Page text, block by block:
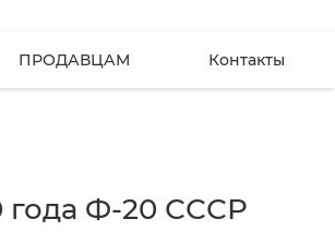
ПРОДАВЦАМ Контакты
года Ф-20 СССР